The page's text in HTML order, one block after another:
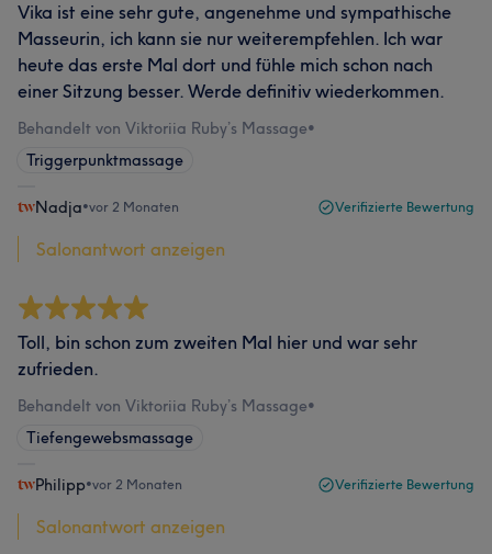
Vika ist eine sehr gute, angenehme und sympathische
Masseurin, ich kann sie nur weiterempfehlen. Ich war
heute das erste Mal dort und fühle mich schon nach
einer Sitzung besser. Werde definitiv wiederkommen.
Behandelt von Viktoriia Ruby’s Massage•
Triggerpunktmassage
Nadja•vor 2 Monaten Verifizierte Bewertung
Salonantwort anzeigen
Toll, bin schon zum zweiten Mal hier und war sehr
zufrieden.
Behandelt von Viktoriia Ruby’s Massage•
Tiefengewebsmassage
Philipp•vor 2 Monaten Verifizierte Bewertung
Salonantwort anzeigen